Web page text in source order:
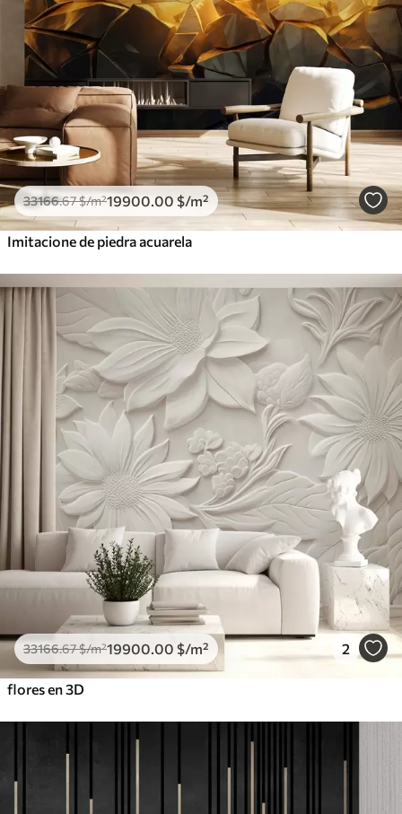
33166.67$/m²19900 .00 $/m²
Imitacione de piedra acuarela
33166.67$/m²19900 .00 $/m² 2
flores en 3D